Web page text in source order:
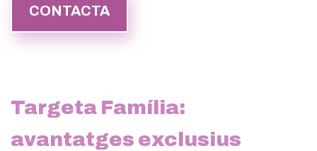
CONTACTA
Targeta Família:
avantatges exclusius